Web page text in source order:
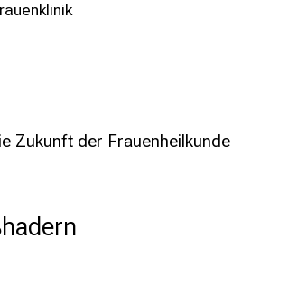
Zukunft der Frauenheilkunde